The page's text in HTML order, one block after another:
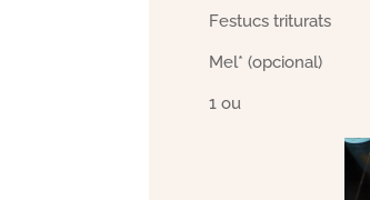
Festucs triturats
Mel* (opcional)
1 ou